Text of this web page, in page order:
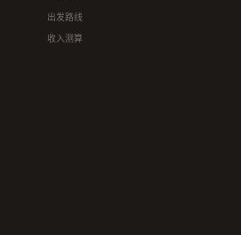
出发路线
收入测算